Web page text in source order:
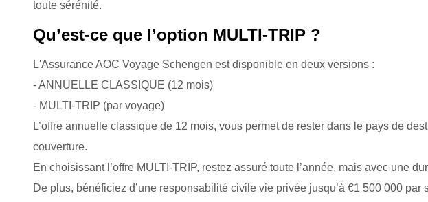
toute sérénité.
Qu’est-ce que l’option MULTI-TRIP ?
L'Assurance AOC Voyage Schengen est disponible en deux versions :
- ANNUELLE CLASSIQUE (12 mois)
- MULTI-TRIP (par voyage)
L’offre annuelle classique de 12 mois, vous permet de rester dans le pays de
couverture.
En choisissant l’offre MULTI-TRIP, restez assuré toute l’année, mais avec une
De plus, bénéficiez d’une responsabilité civile vie privée jusqu’à €1 500 000 par